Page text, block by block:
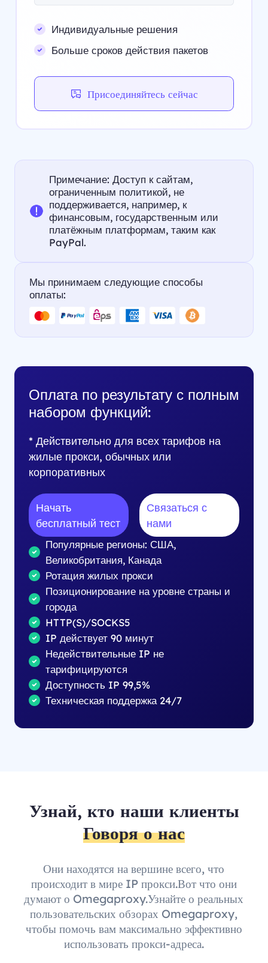
Индивидуальные решения
Больше сроков действия пакетов
Присоединяйтесь сейчас
Примечание: Доступ к сайтам,
ограниченным политикой, не
поддерживается, например, к
финансовым, государственным или
платёжным платформам, таким как
PayPal.
Мы принимаем следующие способы
оплаты:
Оплата по результату с полным
набором функций:
* Действительно для всех тарифов на
жилые прокси, обычных или
корпоративных
Начать
бесплатный тест
Связаться с
нами
Популярные регионы: США,
Великобритания, Канада
Ротация жилых прокси
Позиционирование на уровне страны и
города
HTTP(S)/SOCKS5
IP действует 90 минут
Недействительные IP не
тарифицируются
Доступность IP 99,5%
Техническая поддержка 24/7
Узнай, кто наши клиенты
Говоря о нас
Они находятся на вершине всего, что
происходит в мире IP прокси.Вот что они
думают о Omegaproxy.Узнайте о реальных
пользовательских обзорах Omegaproxy,
чтобы помочь вам максимально эффективно
использовать прокси-адреса.